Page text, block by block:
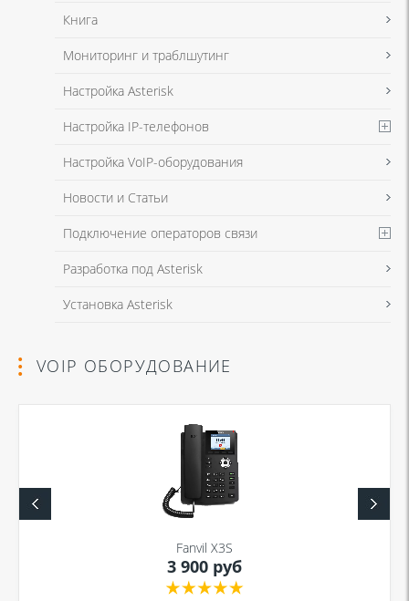
Книга
Мониторинг и траблшутинг
Настройка Asterisk
Настройка IP-телефонов
Настройка VoIP-оборудования
Новости и Статьи
Подключение операторов связи
Разработка под Asterisk
Установка Asterisk
VOIP ОБОРУДОВАНИЕ
Fanvil X3S
3 900 руб